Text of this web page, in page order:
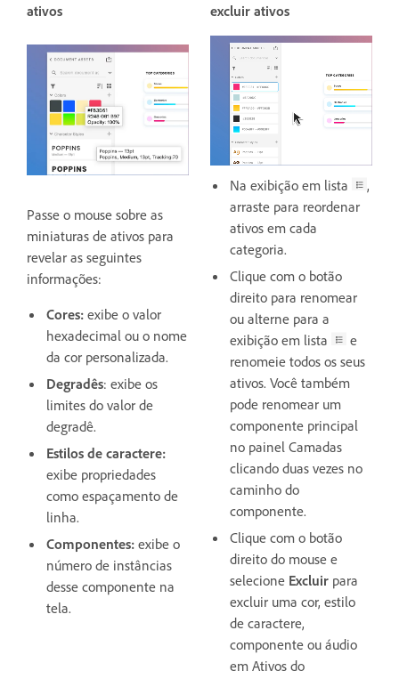
ativos
Passe o mouse sobre as
miniaturas de ativos para
revelar as seguintes
informações:
Cores: exibe o valor
hexadecimal ou o nome
da cor personalizada.
Degradês: exibe os
limites do valor de
degradê.
Estilos de caractere:
exibe propriedades
como espaçamento de
linha.
Componentes: exibe o
número de instâncias
desse componente na
tela.
excluir ativos
Na exibição em lista
,
arraste para reordenar
ativos em cada
categoria.
Clique com o botão
direito para renomear
ou alterne para a
exibição em lista
e
renomeie todos os seus
ativos. Você também
pode renomear um
componente principal
no painel Camadas
clicando duas vezes no
caminho do
componente.
Clique com o botão
direito do mouse e
selecione Excluir para
excluir uma cor, estilo
de caractere,
componente ou áudio
em Ativos do